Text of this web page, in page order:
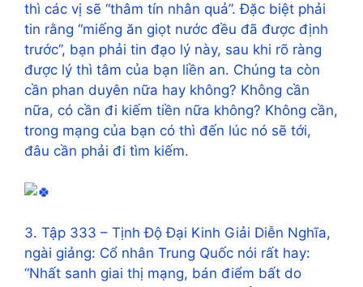
thì các vị sẽ “thâm tín nhân quả”. Đặc biệt phải
tin rằng “miếng ăn giọt nước đều đã được định
trước”, bạn phải tin đạo lý này, sau khi rõ ràng
được lý thì tâm của bạn liền an. Chúng ta còn
cần phan duyên nữa hay không? Không cần
nữa, có cần đi kiếm tiền nữa không? Không cần,
trong mạng của bạn có thì đến lúc nó sẽ tới,
đâu cần phải đi tìm kiếm.
3. Tập 333 – Tịnh Độ Đại Kinh Giải Diễn Nghĩa,
ngài giảng: Cổ nhân Trung Quốc nói rất hay:
“Nhất sanh giai thị mạng, bán điểm bất do